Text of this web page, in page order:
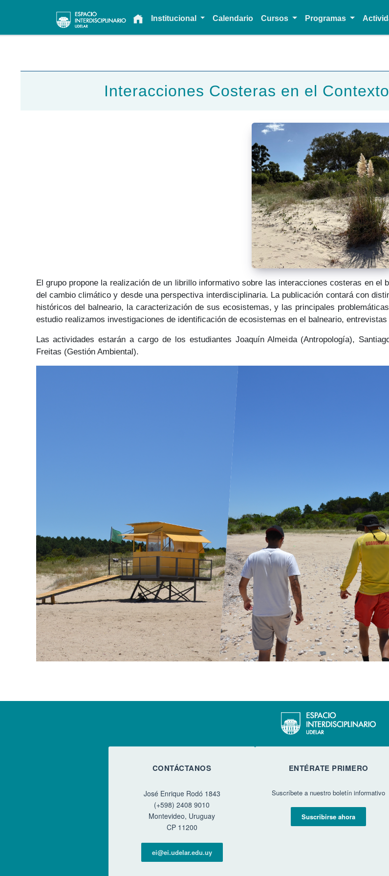
Main navigationInstitucional Calendario Cursos Programas
Interacciones Costeras en el
El grupo propone la realización de un librillo informativo sobre las interacciones costeras en el
del cambio climático y desde una perspectiva interdisciplinaria. La publicación contará con
históricos del balneario, la caracterización de sus ecosistemas, y las principales
estudio realizamos investigaciones de identificación de ecosistemas en el balneario,
Las actividades estarán a cargo de los estudiantes Joaquín Almeida (Antropología),
Freitas (Gestión Ambiental).
CONTÁCTANOS
José Enrique Rodó 1843
(+598) 2408 9010
Montevideo, Uruguay
CP 11200
ei@ei.udelar.edu.uy
ENTÉRATE PRIMERO
Suscríbete a nuestro boletín informativo
Suscribirse ahora